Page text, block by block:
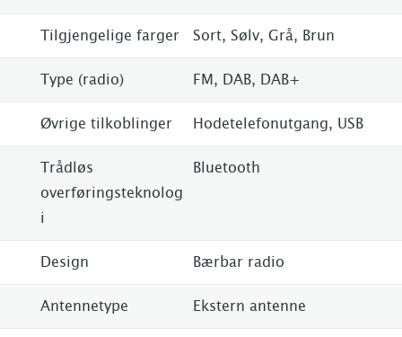
Tilgjengelige farger Sort, Sølv, Grå, Brun
Type (radio) FM, DAB, DAB+
Øvrige tilkoblinger Hodetelefonutgang, USB
Trådløs
overføringsteknolog
i
Bluetooth
Design Bærbar radio
Antennetype Ekstern antenne